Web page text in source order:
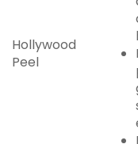
Hollywood
Peel